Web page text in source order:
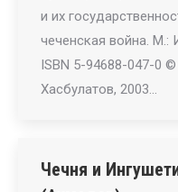
и их
чеченская война. М.:
ISBN 5-94688-047-0
Хасбулатов, 2003…
Чечня и